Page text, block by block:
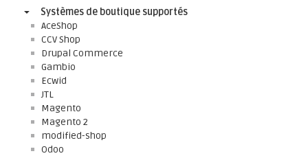
Systèmes de boutique supportés
AceShop
CCV Shop
Drupal Commerce
Gambio
Ecwid
JTL
Magento
Magento 2
modified-shop
Odoo